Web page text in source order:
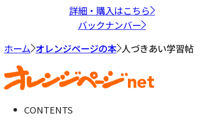
詳細・購入はこちら
バックナンバー
ホーム オレンジページの本 人づきあい学習帖
CONTENTS